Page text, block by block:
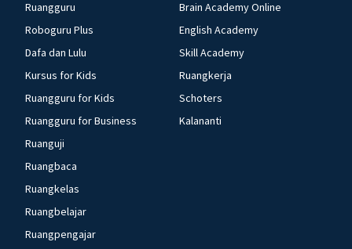
Ruangguru
Roboguru Plus
Dafa dan Lulu
Kursus for Kids
Ruangguru for Kids
Ruangguru for Business
Ruanguji
Ruangbaca
Ruangkelas
Ruangbelajar
Ruangpengajar
Brain Academy Online
English Academy
Skill Academy
Ruangkerja
Schoters
Kalananti